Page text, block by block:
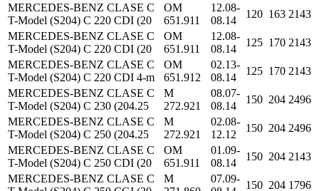
MERCEDES-BENZ CLASE C
T-Model (S204) C 220 CDI (20
OM
651.911
12.08-
08.14
120 163 2143
MERCEDES-BENZ CLASE C
T-Model (S204) C 220 CDI (20
OM
651.911
12.08-
08.14
125 170 2143
MERCEDES-BENZ CLASE C
T-Model (S204) C 220 CDI 4-m
OM
651.912
02.13-
08.14
125 170 2143
MERCEDES-BENZ CLASE C
T-Model (S204) C 230 (204.25
M
272.921
08.07-
08.14
150 204 2496
MERCEDES-BENZ CLASE C
T-Model (S204) C 250 (204.25
M
272.921
02.08-
12.12
150 204 2496
MERCEDES-BENZ CLASE C
T-Model (S204) C 250 CDI (20
OM
651.911
01.09-
08.14
150 204 2143
MERCEDES-BENZ CLASE C
M
07.09-
150 204 1796